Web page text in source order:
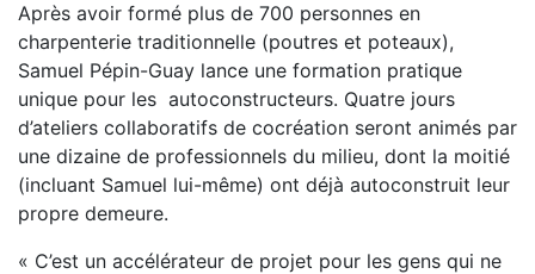
Après avoir formé plus de 700 personnes en
charpenterie traditionnelle (poutres et poteaux),
Samuel Pépin-Guay lance une formation pratique
unique pour les autoconstructeurs. Quatre jours
d’ateliers collaboratifs de cocréation seront animés par
une dizaine de professionnels du milieu, dont la moitié
(incluant Samuel lui-même) ont déjà autoconstruit leur
propre demeure.
« C’est un accélérateur de projet pour les gens qui ne